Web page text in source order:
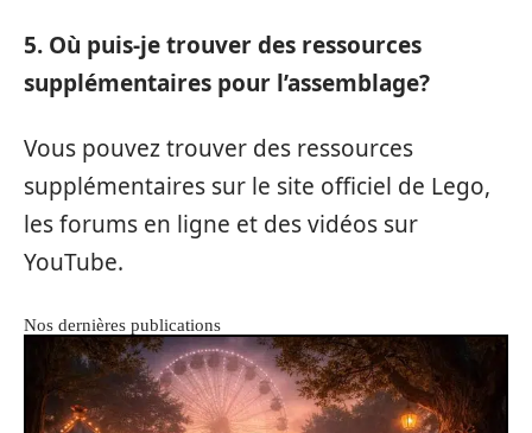
5. Où puis-je trouver des ressources
supplémentaires pour l’assemblage?
Vous pouvez trouver des ressources
supplémentaires sur le site officiel de Lego,
les forums en ligne et des vidéos sur
YouTube.
Nos dernières publications